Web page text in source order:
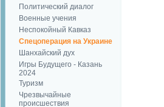
Политический диалог
Военные учения
Неспокойный Кавказ
Спецоперация на Украине
Шанхайский дух
Игры Будущего - Казань
2024
Туризм
Чрезвычайные
происшествия